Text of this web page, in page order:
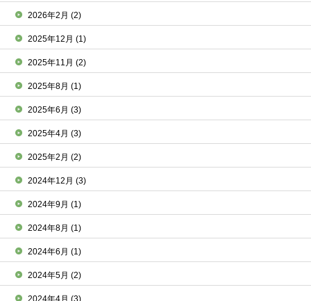
2026年2月(2)
2025年12月(1)
2025年11月(2)
2025年8月(1)
2025年6月(3)
2025年4月(3)
2025年2月(2)
2024年12月(3)
2024年9月(1)
2024年8月(1)
2024年6月(1)
2024年5月(2)